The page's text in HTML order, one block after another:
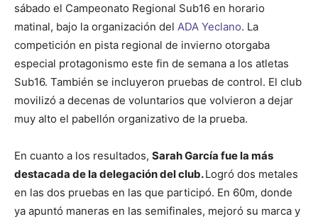
sábado el Campeonato Regional Sub16 en horario
matinal, bajo la organización del ADA Yeclano. La
competición en pista regional de invierno otorgaba
especial protagonismo este fin de semana a los atletas
Sub16. También se incluyeron pruebas de control. El club
movilizó a decenas de voluntarios que volvieron a dejar
muy alto el pabellón organizativo de la prueba.
En cuanto a los resultados, Sarah García fue la más
destacada de la delegación del club.Logró dos metales
en las dos pruebas en las que participó. En 60m, donde
ya apuntó maneras en las semifinales, mejoró su marca y